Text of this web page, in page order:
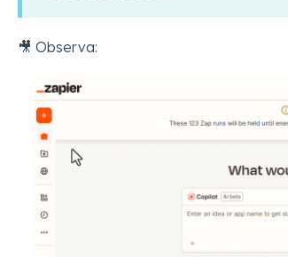
🎥 Observa: